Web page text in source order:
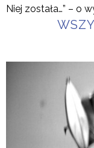
Niej została…” – o